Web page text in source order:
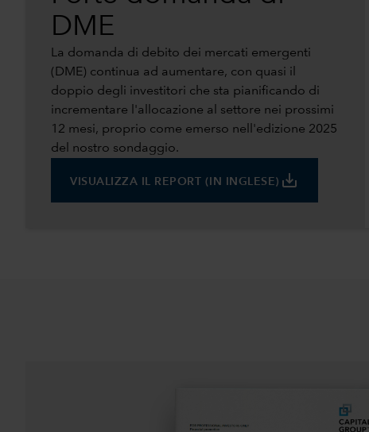
DME
La domanda di debito dei mercati emergenti
(DME) continua ad aumentare, con quasi il
doppio degli investitori che sta pianificando di
incrementare l'allocazione al settore nei prossimi
12 mesi, proprio come emerso nell'edizione 2025
del nostro sondaggio.
VISUALIZZA IL REPORT (IN INGLESE) save_alt